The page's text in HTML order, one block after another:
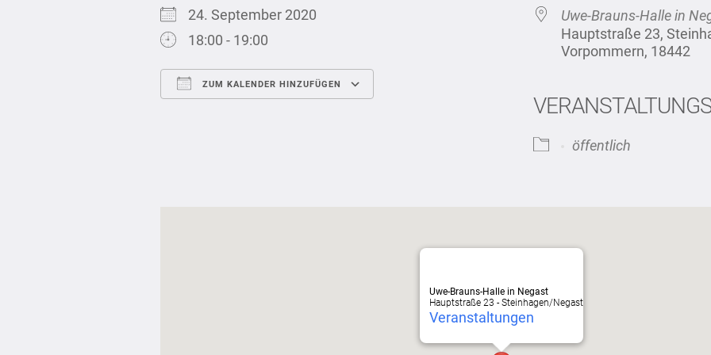
24. September 2020
18:00 - 19:00
ZUM KALENDER HINZUFÜGEN
iCalendar
Uwe-Brauns-Halle in
Hauptstraße 23,
Vorpommern, 18442
öffentlich
Uwe-Brauns-Halle in Negast
Hauptstraße 23 - Steinhagen/Negast
Veranstaltungen